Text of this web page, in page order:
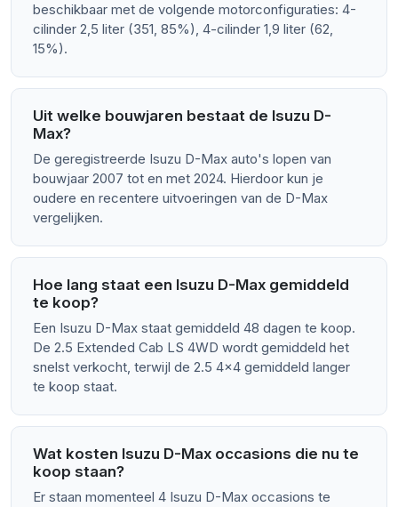
beschikbaar met de volgende motorconfiguraties: 4-
cilinder 2,5 liter (351, 85%), 4-cilinder 1,9 liter (62,
15%).
Uit welke bouwjaren bestaat de Isuzu D-
Max?
De geregistreerde Isuzu D-Max auto's lopen van
bouwjaar 2007 tot en met 2024. Hierdoor kun je
oudere en recentere uitvoeringen van de D-Max
vergelijken.
Hoe lang staat een Isuzu D-Max gemiddeld
te koop?
Een Isuzu D-Max staat gemiddeld 48 dagen te koop.
De 2.5 Extended Cab LS 4WD wordt gemiddeld het
snelst verkocht, terwijl de 2.5 4x4 gemiddeld langer
te koop staat.
Wat kosten Isuzu D-Max occasions die nu te
koop staan?
Er staan momenteel 4 Isuzu D-Max occasions te